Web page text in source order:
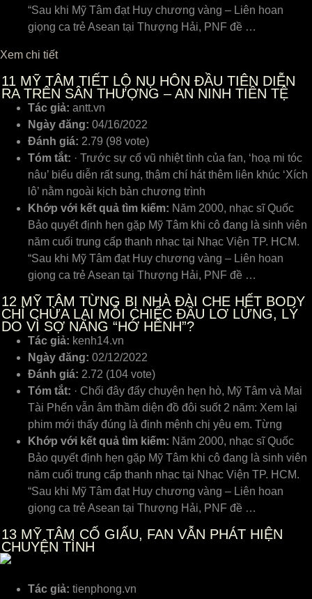
“Sau khi Mỹ Tâm đạt Huy chương vàng – Liên hoan
giọng ca trẻ Asean tại Thượng Hải, PNF đề …
Xem chi tiết
11 MỸ TÂM TIẾT LỘ NỤ HÔN ĐẦU TIÊN DIỄN
RA TRÊN SÂN THƯỢNG – AN NINH TIỀN TỆ
Tác giả: antt.vn
Ngày đăng: 04/16/2022
Đánh giá: 2.79 (98 vote)
Tóm tắt: · Trước sự cổ vũ nhiệt tình của fan, ‘hoạ mi tóc
nâu’ biểu diễn rất sung, thậm chí hát thêm liên khúc ‘Xích
lô’ nằm ngoài kịch bản chương trình
Khớp với kết quả tìm kiếm: Năm 2000, nhạc sĩ Quốc
Bảo quyết định hẹn gặp Mỹ Tâm khi cô đang là sinh viên
năm cuối trung cấp thanh nhạc tại Nhạc Viện TP. HCM.
“Sau khi Mỹ Tâm đạt Huy chương vàng – Liên hoan
giọng ca trẻ Asean tại Thượng Hải, PNF đề …
12 MỸ TÂM TỪNG BỊ NHÀ ĐÀI CHE HẾT BODY
CHỈ CHỪA LẠI MỖI CHIẾC ĐẦU LƠ LỬNG, LÝ
DO VÌ SỢ NÀNG “HỚ HÊNH”?
Tác giả: kenh14.vn
Ngày đăng: 02/12/2022
Đánh giá: 2.72 (104 vote)
Tóm tắt: · Chối đây đẩy chuyện hẹn hò, Mỹ Tâm và Mai
Tài Phến vẫn âm thầm diện đồ đôi suốt 2 năm: Xem lại
phim mới thấy đúng là định mệnh chị yêu em. Từng
Khớp với kết quả tìm kiếm: Năm 2000, nhạc sĩ Quốc
Bảo quyết định hẹn gặp Mỹ Tâm khi cô đang là sinh viên
năm cuối trung cấp thanh nhạc tại Nhạc Viện TP. HCM.
“Sau khi Mỹ Tâm đạt Huy chương vàng – Liên hoan
giọng ca trẻ Asean tại Thượng Hải, PNF đề …
13 MỸ TÂM CỐ GIẤU, FAN VẪN PHÁT HIỆN
CHUYỆN TÌNH
Tác giả: tienphong.vn